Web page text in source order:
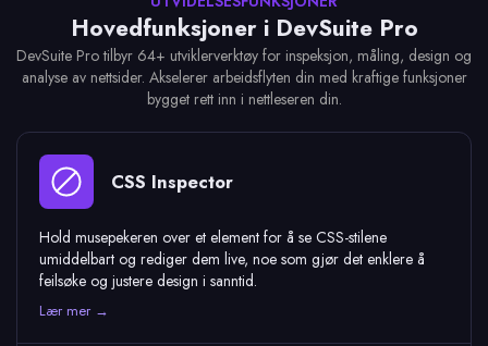
Hovedfunksjoner i DevSuite Pro
DevSuite Pro tilbyr 64+ utviklerverktøy for inspeksjon, måling, design og
analyse av nettsider. Akselerer arbeidsflyten din med kraftige funksjoner
bygget rett inn i nettleseren din.
CSS Inspector
Hold musepekeren over et element for å se CSS-stilene
umiddelbart og rediger dem live, noe som gjør det enklere å
feilsøke og justere design i sanntid.
Lær mer →